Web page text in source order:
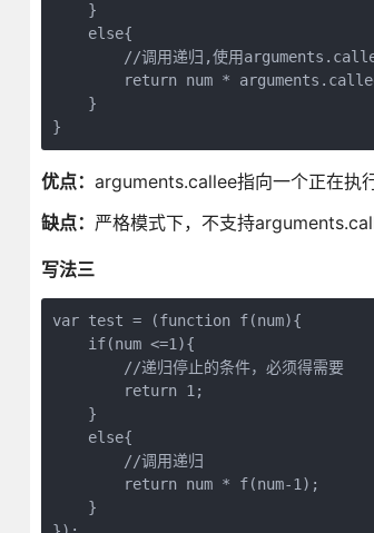
    }
    else{
//调用递归,使用
return num *
    }
}
优点： arguments.callee指向一个正在执
缺点： 严格模式下，不支持
写法三
var test = (function f(num){
    if(num <=1){
        //递归停止的条件，必须得需要
        return 1;
    }
    else{
        //调用递归
        return num * f(num-1);
    }